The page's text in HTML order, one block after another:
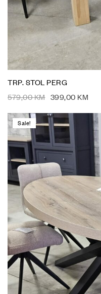
TRP. STOL PERG
579,00KM 399,00 KM
Sale!